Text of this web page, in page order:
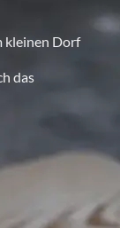
kleinen Dorf
das